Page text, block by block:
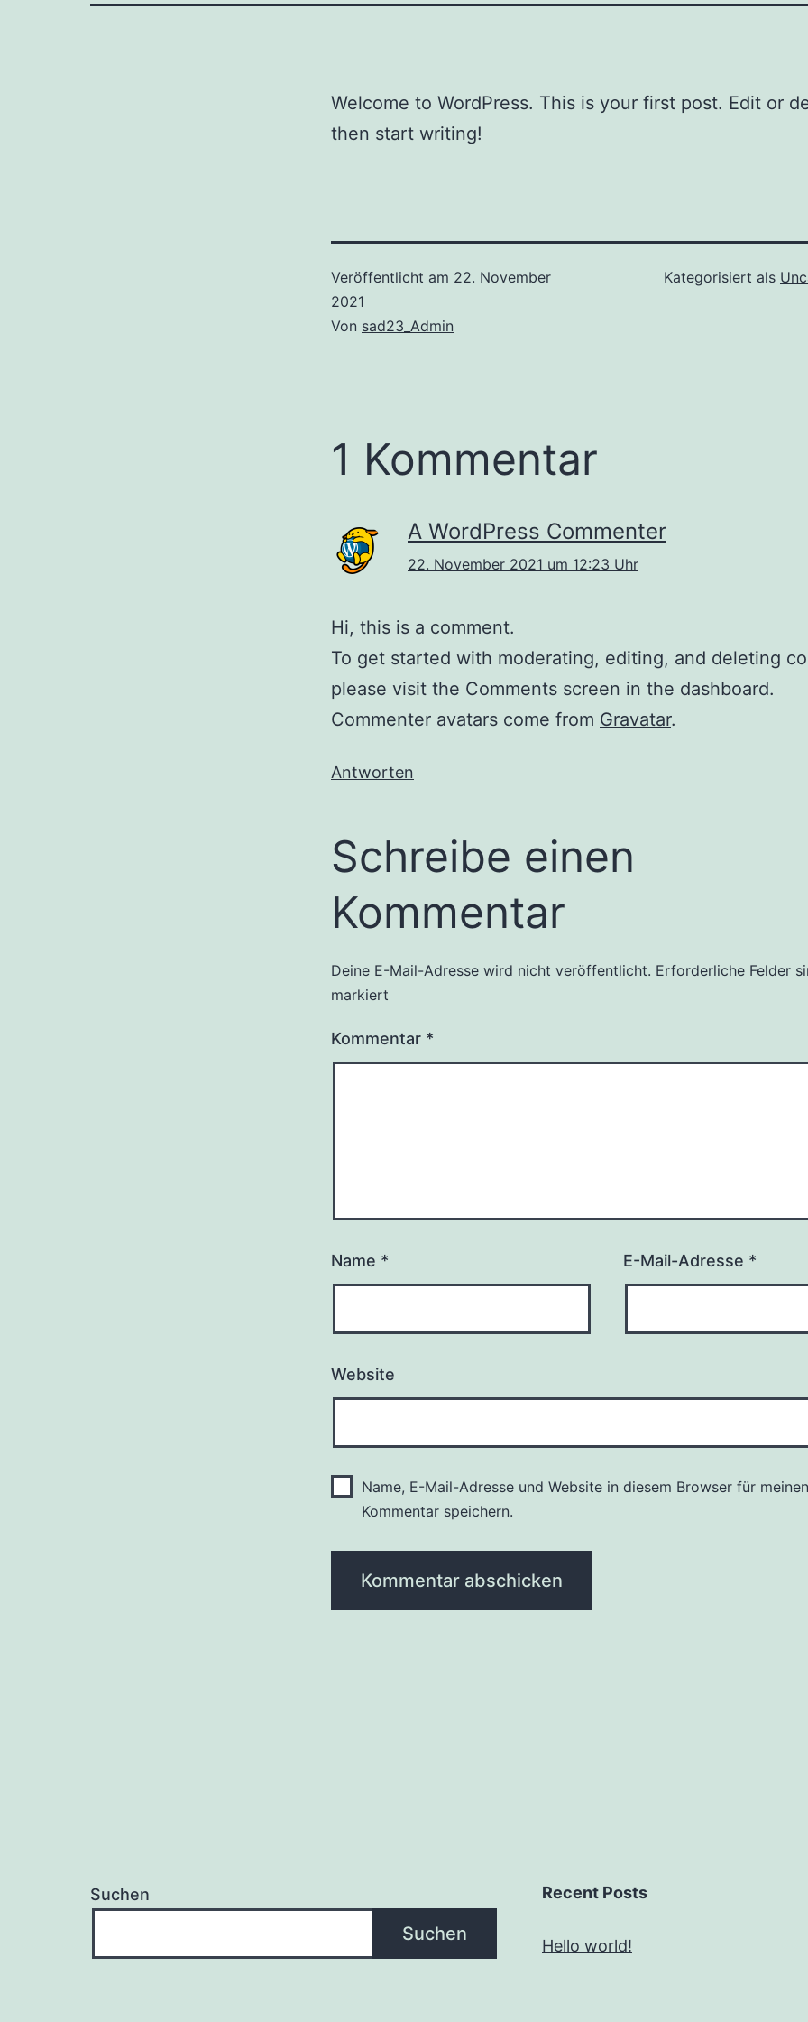
Welcome to WordPress. This is your first post. Edit or
then start writing!
Veröffentlicht am 22. November
2021
Von sad23_Admin
Kategorisiert als
1 Kommentar
A WordPress Commenter
22. November 2021 um 12:23 Uhr
Hi, this is a comment.
To get started with moderating, editing, and deleting
please visit the Comments screen in the dashboard.
Commenter avatars come from Gravatar.
Antworten
Schreibe einen
Kommentar
Deine E-Mail-Adresse wird nicht veröffentlicht. Erforderliche Felder
markiert
Kommentar *
Name * E-Mail-Adresse *
Website
Name, E-Mail-Adresse und Website in diesem Browser für
Kommentar speichern.
Suchen
Suchen
Recent Posts
Hello world!